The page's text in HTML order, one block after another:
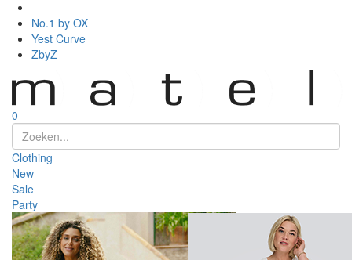
No.1 by OX
Yest Curve
ZbyZ
0
Clothing
New
Sale
Party